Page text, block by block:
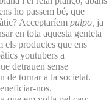
ho passem bé, que
Acceptaríem pulpo, ja
en tota aquesta genteta
els productes que ens
youtubers a
detrauen sense
de tornar a la societat.
nos.